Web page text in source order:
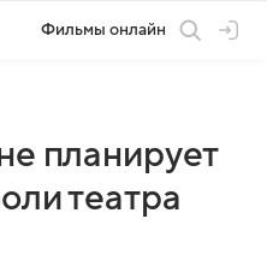
Фильмы онлайн
планирует
театра